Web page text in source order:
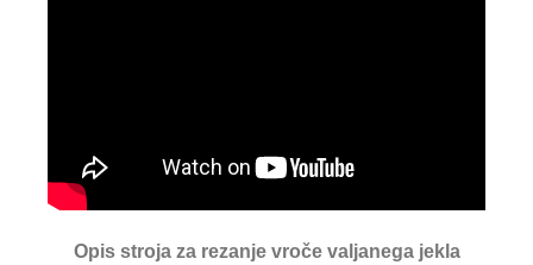
Opis stroja za rezanje vroče valjanega jekla